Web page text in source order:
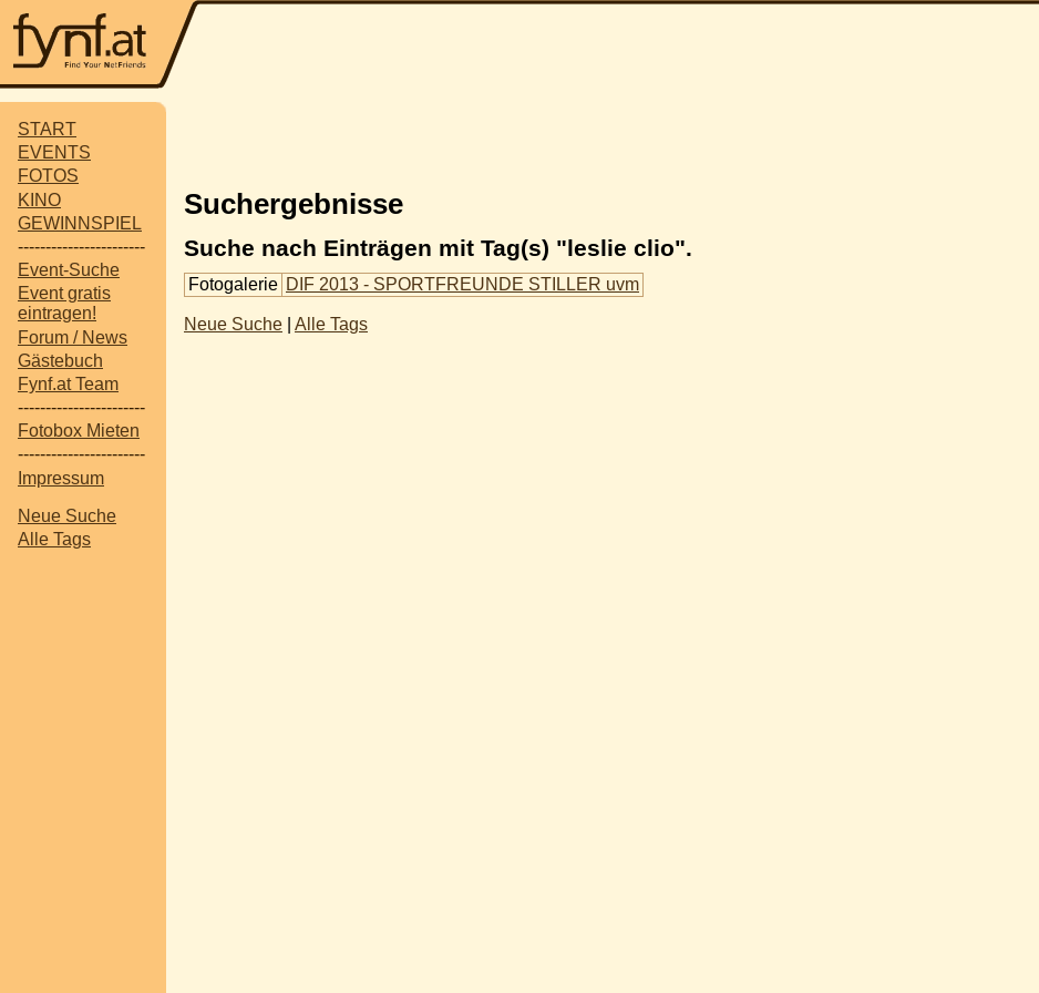
START
EVENTS
FOTOS
KINO
GEWINNSPIEL
-----------------------
Event-Suche
Event gratis
eintragen!
Forum / News
Gästebuch
Fynf.at Team
-----------------------
Fotobox Mieten
-----------------------
Impressum
Neue Suche
Alle Tags
Suchergebnisse
Suche nach Einträgen mit Tag(s) "leslie clio".
Fotogalerie DIF 2013 - SPORTFREUNDE STILLER uvm
Neue Suche Alle Tags